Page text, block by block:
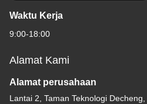
Waktu Kerja
9:00-18:00
Alamat Kami
Alamat perusahaan
Lantai 2, Taman Teknologi